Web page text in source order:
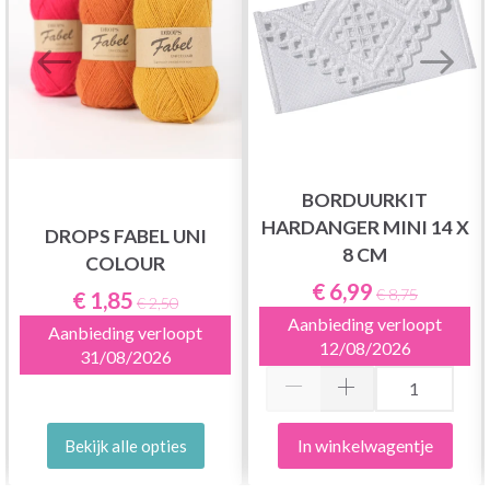
DROPS FABEL UNI
COLOUR
€ 1,85 € 2,50
Aanbieding verloopt
31/08/2026
Bekijk alle opties
BORDUURKIT
HARDANGER MINI 14 X
8 CM
€ 6,99 € 8,75
Aanbieding verloopt
12/08/2026
In winkelwagentje